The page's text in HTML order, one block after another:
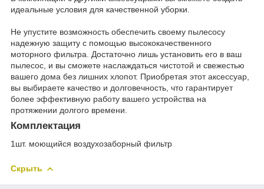
идеальные условия для качественной уборки.
Не упустите возможность обеспечить своему пылесосу
надежную защиту с помощью высококачественного
моторного фильтра. Достаточно лишь установить его в ваш
пылесос, и вы сможете наслаждаться чистотой и свежестью
вашего дома без лишних хлопот. Приобретая этот аксессуар,
вы выбираете качество и долговечность, что гарантирует
более эффективную работу вашего устройства на
протяжении долгого времени.
Комплектация
1шт. моющийся воздухозаборный фильтр
Скрыть